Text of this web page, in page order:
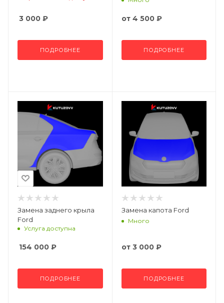
3 000 ₽
ПОДРОБНЕЕ
от 4 500 ₽
ПОДРОБНЕЕ
Замена заднего крыла
Ford
Услуга доступна
154 000 ₽
ПОДРОБНЕЕ
Замена капота Ford
Много
от 3 000 ₽
ПОДРОБНЕЕ